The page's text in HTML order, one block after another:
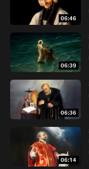
06:46
06:39
06:36
06:14